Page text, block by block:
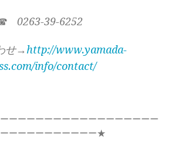
0263-39-6252
せ→http://www.yamada-
info/contact/
ーーーーーーーーーーーーーーーーー
ーーーーーーーーーー★